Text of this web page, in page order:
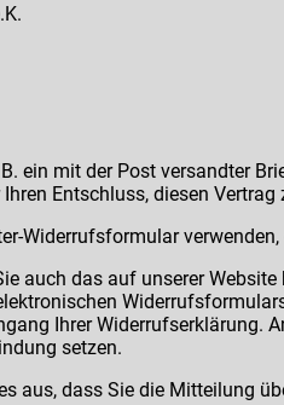
ein mit der Post versandter
Entschluss, diesen
Widerrufsformular
auch das auf unserer
Ihrer Widerrufserklärung.
setzen.
aus, dass Sie die Mitteilung